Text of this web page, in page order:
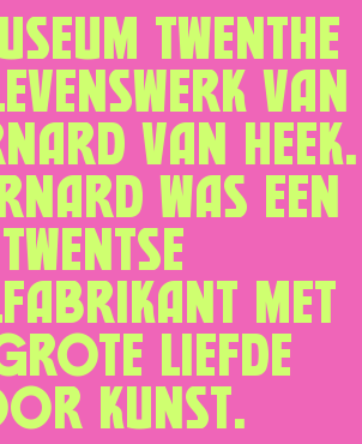
Twenthe
van
van Heek.
was een
Twentse
met
liefde
kunst.